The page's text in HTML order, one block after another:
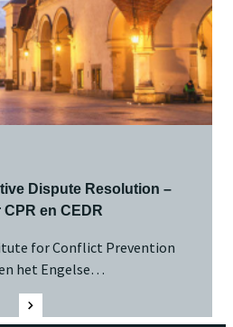
Dispute Resolution –
en CEDR
for Conflict Prevention
het Engelse…